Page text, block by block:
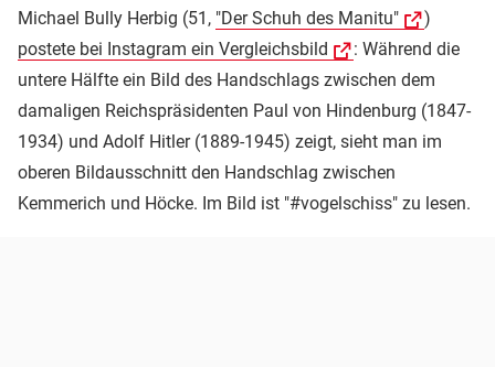
Michael Bully Herbig (51, "Der Schuh des Manitu"
)
postete bei Instagram ein Vergleichsbild
: Während die
untere Hälfte ein Bild des Handschlags zwischen dem
damaligen Reichspräsidenten Paul von Hindenburg (1847-
1934) und Adolf Hitler (1889-1945) zeigt, sieht man im
oberen Bildausschnitt den Handschlag zwischen
Kemmerich und Höcke. Im Bild ist "#vogelschiss" zu lesen.